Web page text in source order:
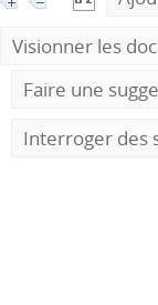
Visionner les
Faire une
Interroger des